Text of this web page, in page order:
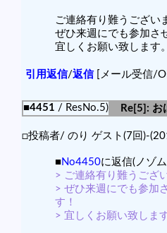
ご連絡有り難うござい
ぜひ来週にでも参加さ
宜しくお願い致します。
引用返信/返信[メール受信/
■4451 / ResNo.5)
Re[5]: お
□投稿者/ のり ゲスト(7回)-
■No4450に返信(ノゾ
> ご連絡有り難うござ
> ぜひ来週にでも参加
す！
> 宜しくお願い致します